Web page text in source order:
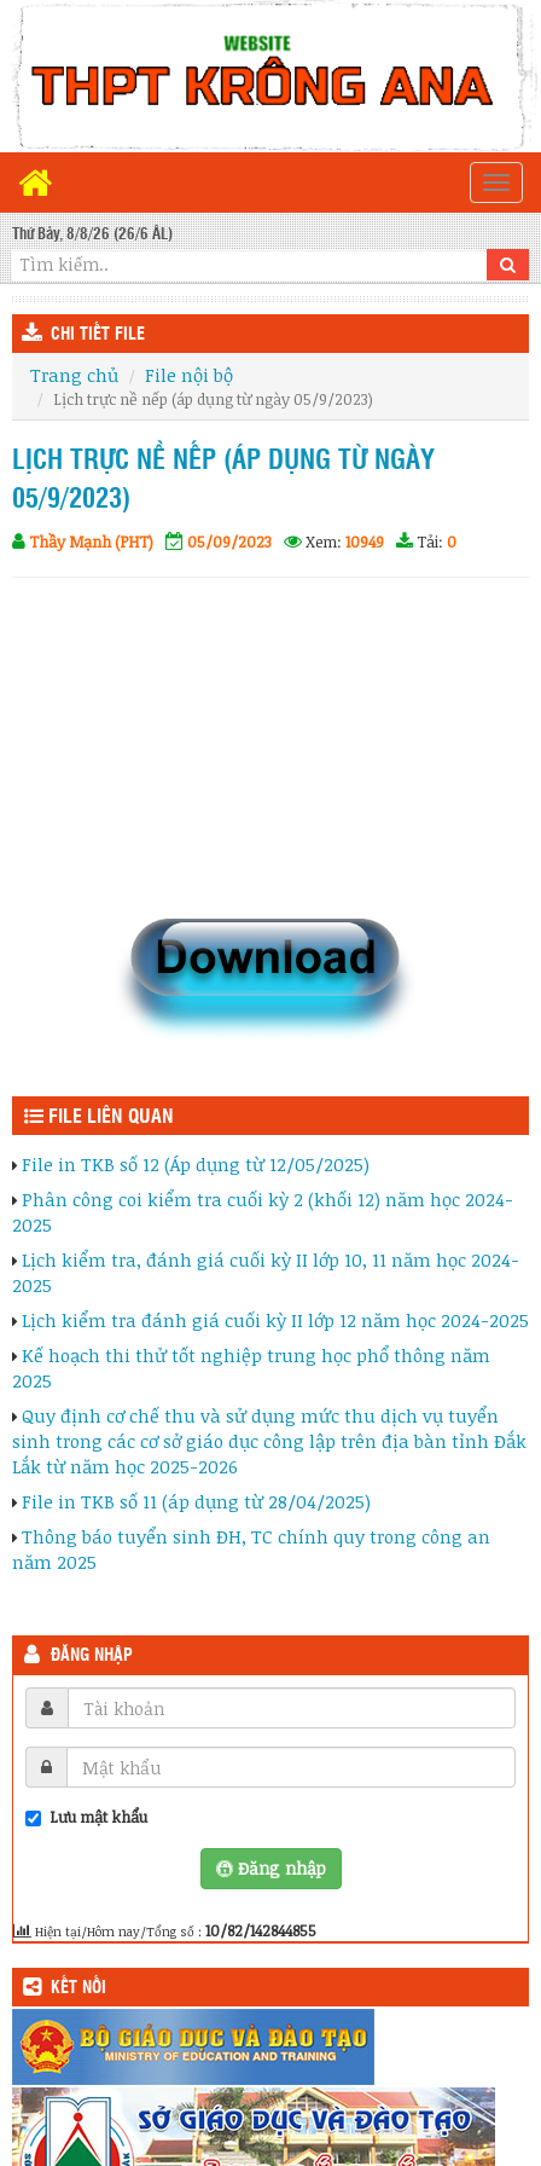
Thứ Bảy, 8/8/26 (26/6 ÂL)
CHI TIẾT FILE
Trang chủ File nội bộ
Lịch trực nề nếp (áp dụng từ ngày 05/9/2023)
LỊCH TRỰC NỀ NẾP (ÁP DỤNG TỪ NGÀY
05/9/2023)
Thầy Mạnh (PHT) 05/09/2023 Xem: 10949 Tải: 0
FILE LIÊN QUAN
File in TKB số 12 (Áp dụng từ 12/05/2025)
Phân công coi kiểm tra cuối kỳ 2 (khối 12) năm học 2024-
2025
Lịch kiểm tra, đánh giá cuối kỳ II lớp 10, 11 năm học 2024-
2025
Lịch kiểm tra đánh giá cuối kỳ II lớp 12 năm học 2024-2025
Kế hoạch thi thử tốt nghiệp trung học phổ thông năm
2025
Quy định cơ chế thu và sử dụng mức thu dịch vụ tuyển
sinh trong các cơ sở giáo dục công lập trên địa bàn tỉnh Đắk
Lắk từ năm học 2025-2026
File in TKB số 11 (áp dụng từ 28/04/2025)
Thông báo tuyển sinh ĐH, TC chính quy trong công an
năm 2025
ĐĂNG NHẬP
Lưu mật khẩu
Đăng nhập
Hiện tại/Hôm nay/Tổng số : 10/82/142844855
KẾT NỐI